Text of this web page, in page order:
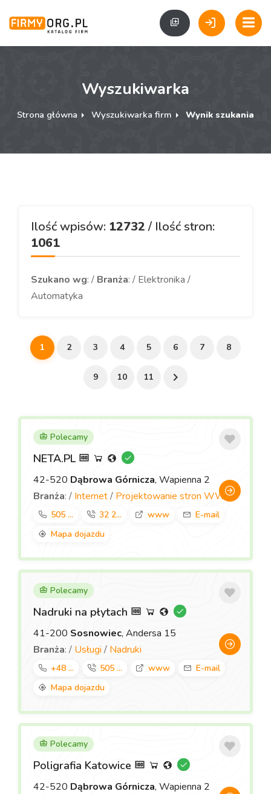
Wyszukiwarka
Strona główna Wyszukiwarka firm Wynik szukania
Ilość wpisów: 12732 / Ilość stron:
1061
Szukano wg: / Branża: / Elektronika /
Automatyka
1 2 3 4 5 6 7 8
9 10 11
Polecamy
NETA.PL
42-520 Dąbrowa Górnicza, Wapienna 2
Branża: / Internet/ Projektowanie stron WWW
505 ... 32 2... www
E-mail
Mapa dojazdu
Polecamy
Nadruki na płytach
41-200 Sosnowiec, Andersa 15
Branża: / Usługi / Nadruki
+48 ... 505 ... www
E-mail
Mapa dojazdu
Polecamy
Poligrafia Katowice
42-520 Dąbrowa Górnicza, Wapienna 2